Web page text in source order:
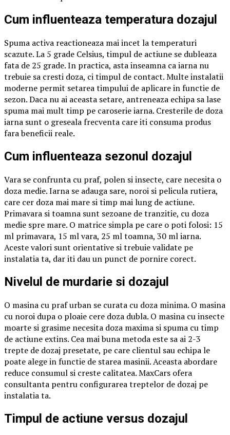
Cum influenteaza temperatura dozajul
Spuma activa reactioneaza mai incet la temperaturi
scazute. La 5 grade Celsius, timpul de actiune se dubleaza
fata de 25 grade. In practica, asta inseamna ca iarna nu
trebuie sa cresti doza, ci timpul de contact. Multe instalatii
moderne permit setarea timpului de aplicare in functie de
sezon. Daca nu ai aceasta setare, antreneaza echipa sa lase
spuma mai mult timp pe caroserie iarna. Cresterile de doza
iarna sunt o greseala frecventa care iti consuma produs
fara beneficii reale.
Cum influenteaza sezonul dozajul
Vara se confrunta cu praf, polen si insecte, care necesita o
doza medie. Iarna se adauga sare, noroi si pelicula rutiera,
care cer doza mai mare si timp mai lung de actiune.
Primavara si toamna sunt sezoane de tranzitie, cu doza
medie spre mare. O matrice simpla pe care o poti folosi: 15
ml primavara, 15 ml vara, 25 ml toamna, 30 ml iarna.
Aceste valori sunt orientative si trebuie validate pe
instalatia ta, dar iti dau un punct de pornire corect.
Nivelul de murdarie si dozajul
O masina cu praf urban se curata cu doza minima. O masina
cu noroi dupa o ploaie cere doza dubla. O masina cu insecte
moarte si grasime necesita doza maxima si spuma cu timp
de actiune extins. Cea mai buna metoda este sa ai 2-3
trepte de dozaj presetate, pe care clientul sau echipa le
poate alege in functie de starea masinii. Aceasta abordare
reduce consumul si creste calitatea. MaxCars ofera
consultanta pentru configurarea treptelor de dozaj pe
instalatia ta.
Timpul de actiune versus dozajul